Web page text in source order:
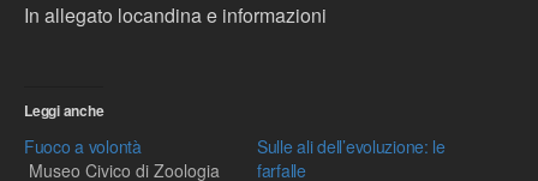
In allegato locandina e informazioni
Leggi anche
Fuoco a volontà
Museo Civico di Zoologia
Sulle ali dell’evoluzione: le
farfalle